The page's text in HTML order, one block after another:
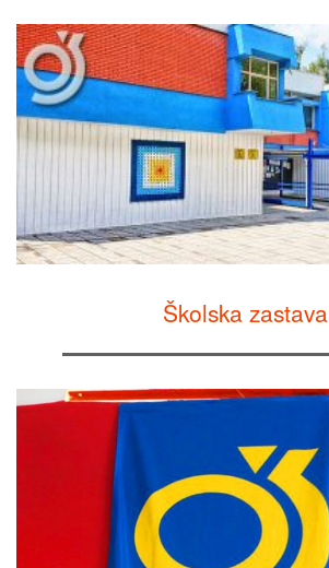
Školska zastava